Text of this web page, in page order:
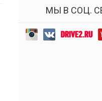
МЫ В СОЦ.